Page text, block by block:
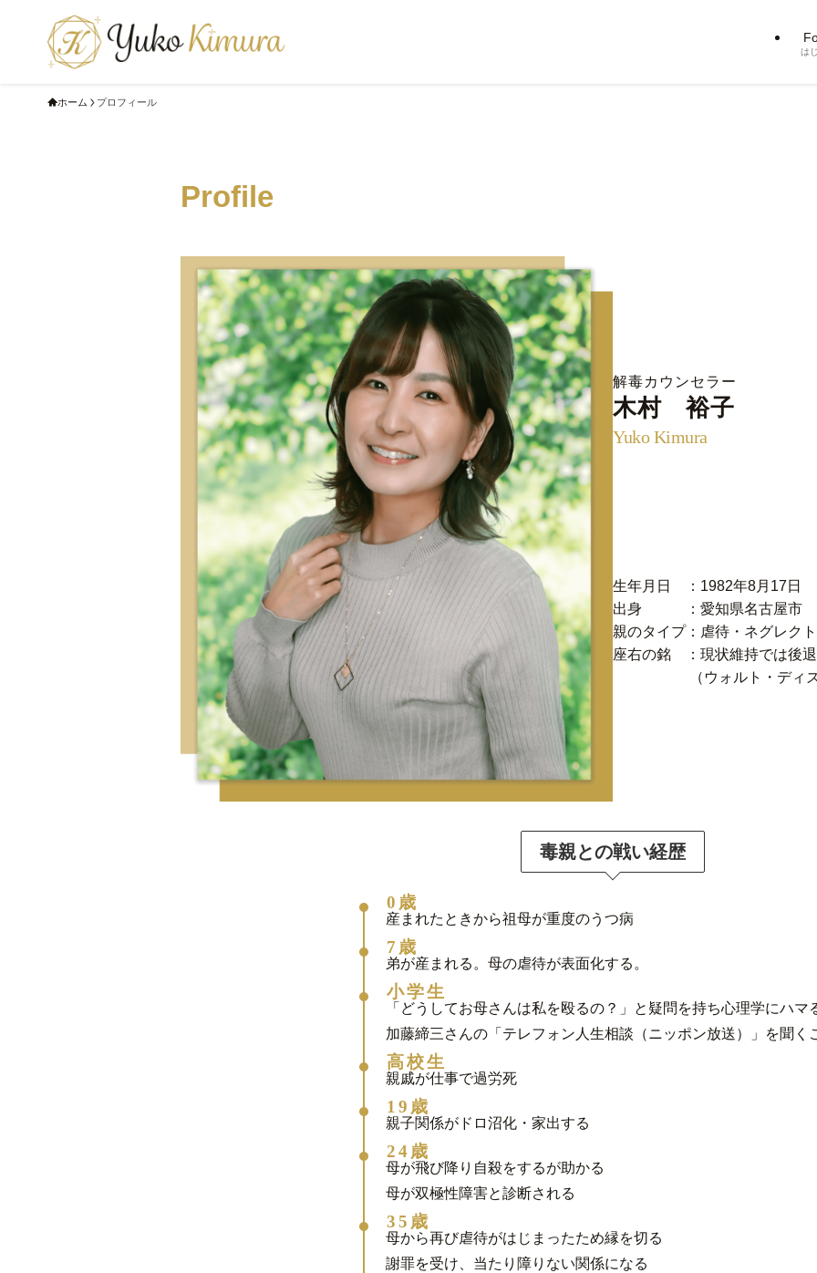
は
ホーム プロフィール
Profile
解毒カウンセラー
木村 裕子
Yuko Kimura
生年月日 ：1982年8月17日
出身 ：愛知県名古屋市
親のタイプ：虐待・ネグレクト
座右の銘 ：現状維持では後
（ウォルト・ディズ
毒親との戦い経歴
0歳
産まれたときから祖母が重度のうつ病
7歳
弟が産まれる。母の虐待が表面化する。
小学生
「どうしてお母さんは私を殴るの？」と疑問を持ち心理学にハマ
加藤締三さんの「テレフォン人生相談（ニッポン放送）」を聞く
高校生
親戚が仕事で過労死
19歳
親子関係がドロ沼化・家出する
24歳
母が飛び降り自殺をするが助かる
母が双極性障害と診断される
35歳
母から再び虐待がはじまったため縁を切る
謝罪を受け、当たり障りない関係になる